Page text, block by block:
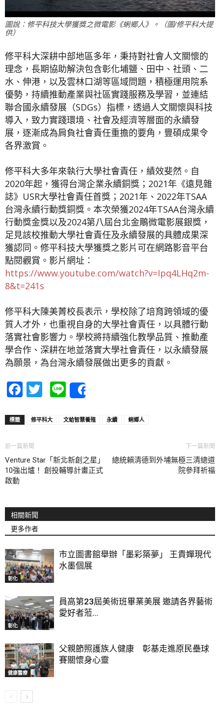
圖說：修平科技大學獲獎之微電影《蜊鄉人》。（圖/修平科大提
供）
修平科大深耕中部地區多年，秉持對社會人文關懷的
理念，長期協助解決包含彰化埔鹽、田中、社頭、二
水、伸港，以及雲林口湖等區域問題，積極運用院系
優勢，持續推動產業與社區實踐服務及學習，並連結
聯合國永續發展（SDGs）指標，透過人文關懷與科技
導入，致力實踐環境、社會及經濟等層面的永續發
展，逐漸成為肩負社會責任重擔的要角，豐碩成果令
各界激賞。
修平科大多年來執行大學社會責任，績效斐然。自
2020年起，獲得台灣企業永續銅獎；2021年《遠見雜
誌》USR大學社會責任首獎；2021年、2022年TSAA
台灣永續行動獎銅獎。本次榮獲2024年TSAA台灣永續
行動獎金獎以及2024第八屆台北金鵰微電影展銀獎，
足見該校推動大學社會責任及永續發展的具體成果深
獲認同 。 修平科技大學獲獎之影片可在網路影音平台
點閱觀賞。影片網址：
https://www.youtube.com/watch?v=Ipq4LHq2m-
8&t=241s
修平科大陳美菁校長表示，學校除了培育跨領域的優
質人才外，也重視自身的大學社會責任，以具體行動
落實社會影響力。學校將持續強化教學品質、推動產
學合作、 深耕在地並落實大學社會責任，以永續發展
為願景，為台灣永續發展做出更多的貢獻。
Facebook
Twitter
Line
標籤 修平科大 文蛤智慧養殖 永續 蜊鄉人
前一篇新聞
Venture Star「新北新創之星」
10強出爐！ 創投輔導計畫正式
啟動
下一篇新聞
總統賴清德到外埔無極三清總道
院參拜祈福
相關新聞
更多作者
彰化
市立圖書館舉辦「墨彩築夢」 王貴嬋現代
水墨個展
彰化
員高第23屆美術班畢業美展 邀請各界藝術
愛好者蒞...
健康醫療
父親節照護族人健康 彰基走進原民壘球
賽關懷身心靈